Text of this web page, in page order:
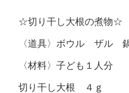
☆切り干し大根の煮物☆
〈道具〉ボウル ザル
〈材料〉子ども１人分
切り干し大根 ４ｇ